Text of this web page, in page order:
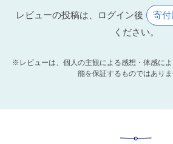
レビューの投稿は、ログイン後 寄付
ください。
※レビューは、個人の主観による感想・体感に
能を保証するものではありま